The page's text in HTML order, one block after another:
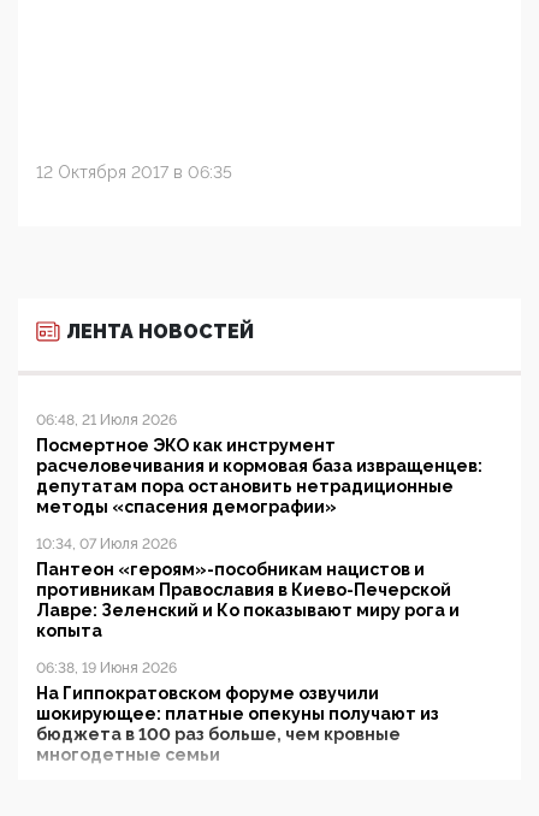
12 Октября 2017 в 06:35
ЛЕНТА НОВОСТЕЙ
06:48, 21 Июля 2026
Посмертное ЭКО как инструмент
расчеловечивания и кормовая база извращенцев:
депутатам пора остановить нетрадиционные
методы «спасения демографии»
10:34, 07 Июля 2026
Пантеон «героям»-пособникам нацистов и
противникам Православия в Киево-Печерской
Лавре: Зеленский и Ко показывают миру рога и
копыта
06:38, 19 Июня 2026
На Гиппократовском форуме озвучили
шокирующее: платные опекуны получают из
бюджета в 100 раз больше, чем кровные
многодетные семьи